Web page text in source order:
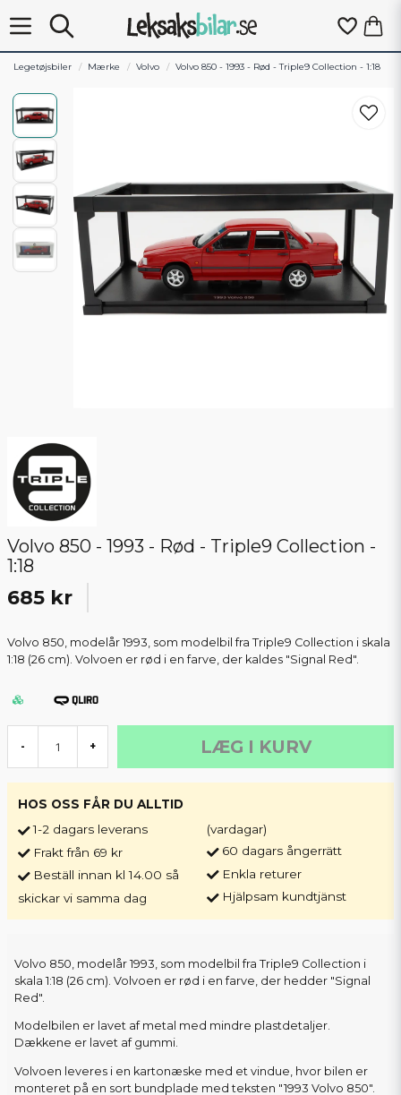
Legetøjsbiler Mærke Volvo Volvo 850 - 1993 - Rød - Triple9 Collection - 1:18
Volvo 850 - 1993 - Rød - Triple9 Collection -
1:18
685 kr
Volvo 850, modelår 1993, som modelbil fra Triple9 Collection i skala
1:18 (26 cm). Volvoen er rød i en farve, der kaldes "Signal Red".
- + LÆG I KURV
HOS OSS FÅR DU ALLTID
1-2 dagars leverans
Frakt från 69 kr
Beställ innan kl 14.00 så
skickar vi samma dag
(vardagar)
60 dagars ångerrätt
Enkla returer
Hjälpsam kundtjänst
Volvo 850, modelår 1993, som modelbil fra Triple9 Collection i
skala 1:18 (26 cm). Volvoen er rød i en farve, der hedder "Signal
Red".
Modelbilen er lavet af metal med mindre plastdetaljer.
Dækkene er lavet af gummi.
Volvoen leveres i en kartonæske med et vindue, hvor bilen er
monteret på en sort bundplade med teksten "1993 Volvo 850".